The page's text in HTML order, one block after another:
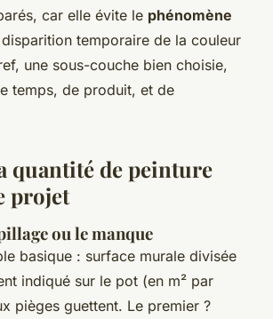
car elle évite le phénomène
temporaire de la couleur
une sous-couche bien choisie,
temps, de produit, et de
quantité de peinture
projet
ou le manque
basique : surface murale divisée
indiqué sur le pot (en m² par
pièges guettent. Le premier ?